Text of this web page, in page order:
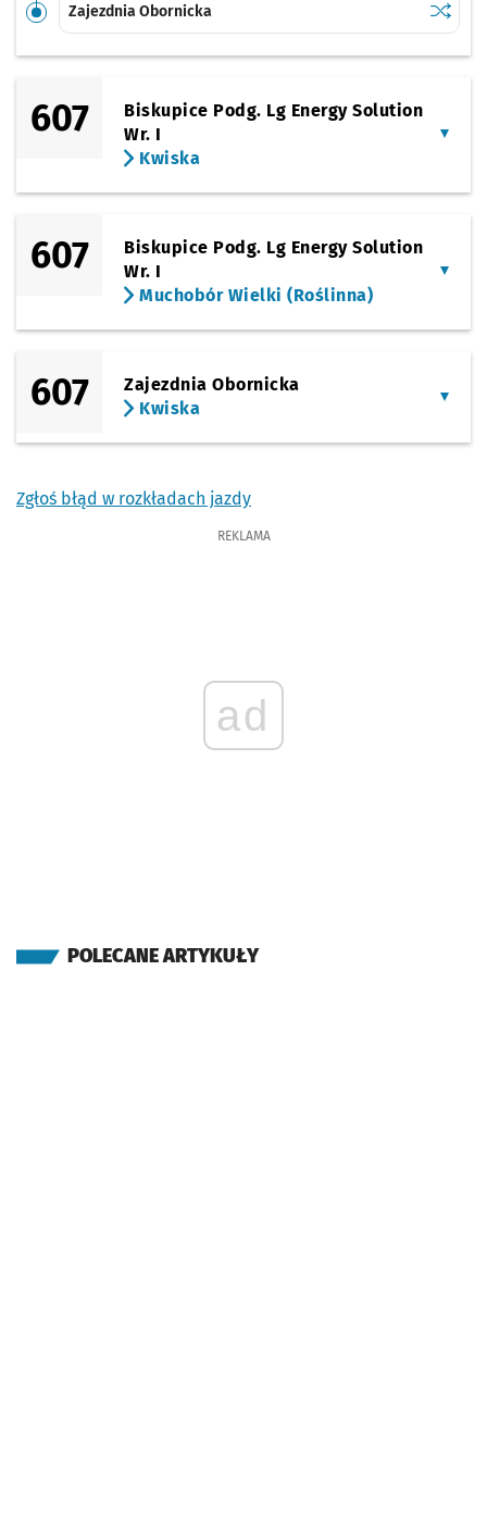
Zajezdnia Obornicka
607
Biskupice Podg. Lg Energy Solution
Wr. I
Kwiska
607
Biskupice Podg. Lg Energy Solution
Wr. I
Muchobór Wielki (Roślinna)
607
Zajezdnia Obornicka
Kwiska
Zgłoś błąd w rozkładach jazdy
REKLAMA
ad
POLECANE ARTYKUŁY